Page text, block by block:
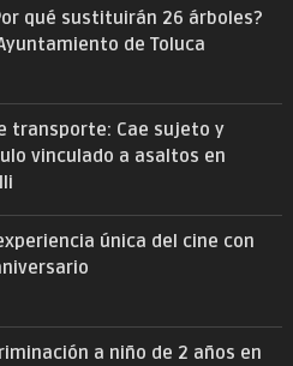
qué sustituirán 26 árboles?
de Toluca
transporte: Cae sujeto y
vinculado a asaltos en
única del cine con
a niño de 2 años en